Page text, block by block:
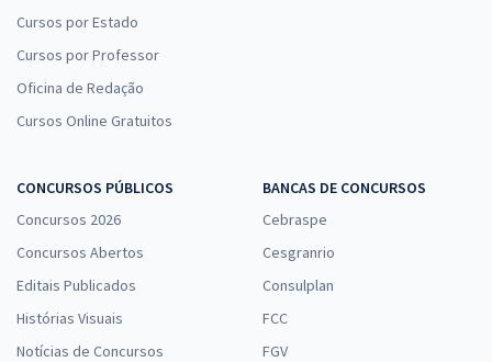
Cursos por Estado
Cursos por Professor
Oficina de Redação
Cursos Online Gratuitos
CONCURSOS PÚBLICOS
Concursos 2026
Concursos Abertos
Editais Publicados
Histórias Visuais
Notícias de Concursos
BANCAS DE CONCURSOS
Cebraspe
Cesgranrio
Consulplan
FCC
FGV